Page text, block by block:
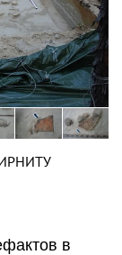
ИРНИТУ
в